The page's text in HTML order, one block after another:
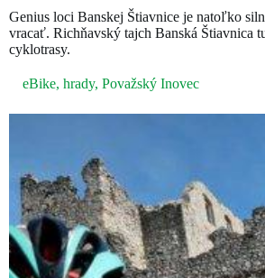
Genius loci Banskej Štiavnice je natoľko
vracať. Richňavský tajch Banská Štiavnica
cyklotrasy.
eBike, hrady, Považský Inovec